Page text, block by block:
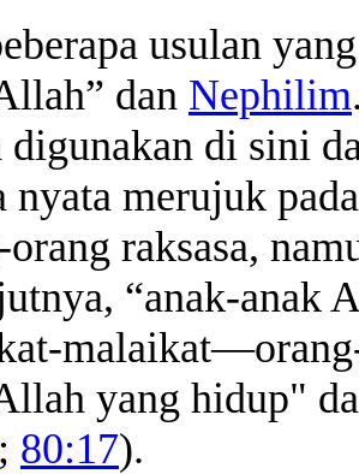
usulan
dan Nephilim
digunakan di sini
nyata merujuk
raksasa,
“anak-anak
yang hidup"
; 80:17).